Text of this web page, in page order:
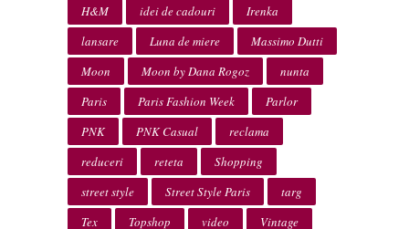
H&M
idei de cadouri
Irenka
lansare
Luna de miere
Massimo Dutti
Moon
Moon by Dana Rogoz
nunta
Paris
Paris Fashion Week
Parlor
PNK
PNK Casual
reclama
reduceri
reteta
Shopping
street style
Street Style Paris
targ
Tex
Topshop video Vintage